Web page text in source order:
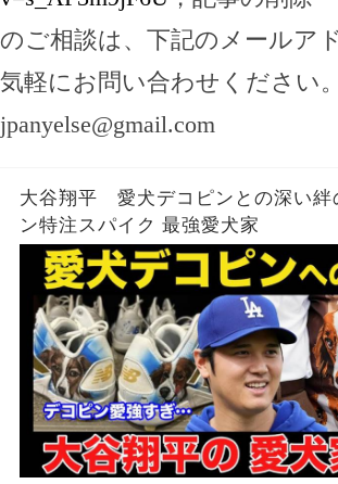
のご相談は、下記のメールア
気軽にお問い合わせください。
jpanyelse@gmail.com
大谷翔平 愛犬デコピンとの深い
ン特注スパイク 最強愛犬家